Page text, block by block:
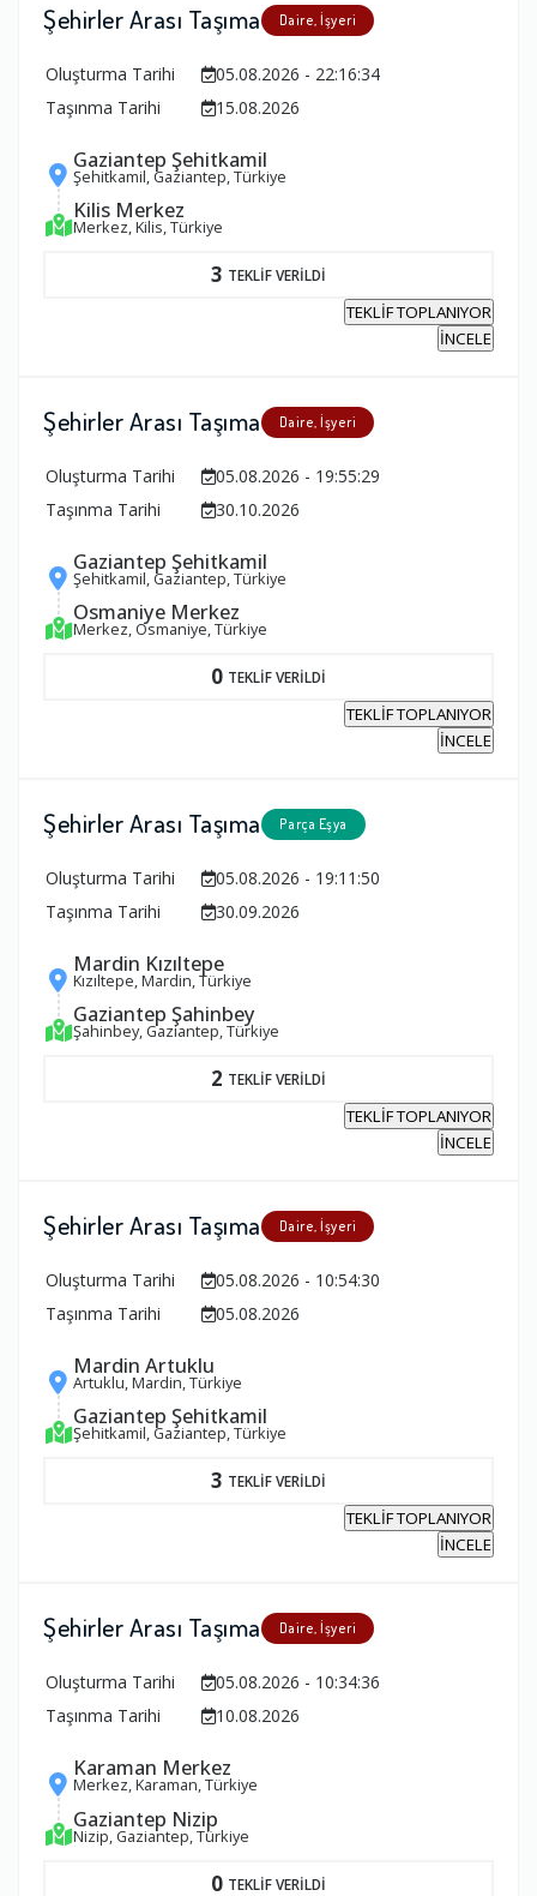
Şehirler Arası Taşıma Daire, İşyeri
Oluşturma Tarihi
05.08.2026 - 22:16:34
Taşınma Tarihi
15.08.2026
Gaziantep Şehitkamil
Şehitkamil, Gaziantep, Türkiye
Kilis Merkez
Merkez, Kilis, Türkiye
3 TEKLİF VERİLDİ
TEKLİF TOPLANIYOR
İNCELE
Şehirler Arası Taşıma Daire, İşyeri
Oluşturma Tarihi
05.08.2026 - 19:55:29
Taşınma Tarihi
30.10.2026
Gaziantep Şehitkamil
Şehitkamil, Gaziantep, Türkiye
Osmaniye Merkez
Merkez, Osmaniye, Türkiye
0 TEKLİF VERİLDİ
TEKLİF TOPLANIYOR
İNCELE
Şehirler Arası Taşıma Parça Eşya
Oluşturma Tarihi
05.08.2026 - 19:11:50
Taşınma Tarihi
30.09.2026
Mardin Kızıltepe
Kızıltepe, Mardin, Türkiye
Gaziantep Şahinbey
Şahinbey, Gaziantep, Türkiye
2 TEKLİF VERİLDİ
TEKLİF TOPLANIYOR
İNCELE
Şehirler Arası Taşıma Daire, İşyeri
Oluşturma Tarihi
05.08.2026 - 10:54:30
Taşınma Tarihi
05.08.2026
Mardin Artuklu
Artuklu, Mardin, Türkiye
Gaziantep Şehitkamil
Şehitkamil, Gaziantep, Türkiye
3 TEKLİF VERİLDİ
TEKLİF TOPLANIYOR
İNCELE
Şehirler Arası Taşıma Daire, İşyeri
Oluşturma Tarihi
05.08.2026 - 10:34:36
Taşınma Tarihi
10.08.2026
Karaman Merkez
Merkez, Karaman, Türkiye
Gaziantep Nizip
Nizip, Gaziantep, Türkiye
0 TEKLİF VERİLDİ